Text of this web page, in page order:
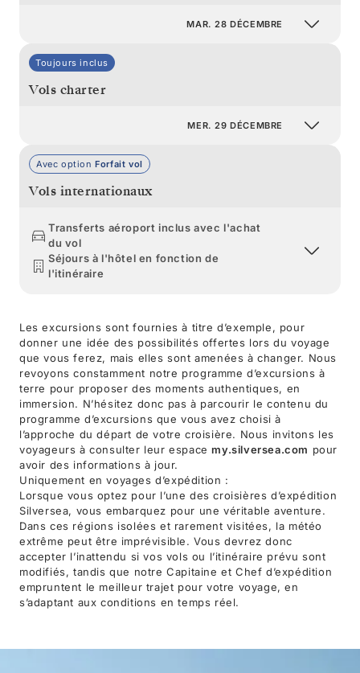
MAR. 28 DÉCEMBRE
Toujours inclus
Vols charter
MER. 29 DÉCEMBRE
Avec option Forfait vol
Vols internationaux
Transferts aéroport inclus avec l'achat
du vol
Séjours à l'hôtel en fonction de
l'itinéraire
Les excursions sont fournies à titre d’exemple, pour
donner une idée des possibilités offertes lors du voyage
que vous ferez, mais elles sont amenées à changer. Nous
revoyons constamment notre programme d’excursions à
terre pour proposer des moments authentiques, en
immersion. N’hésitez donc pas à parcourir le contenu du
programme d’excursions que vous avez choisi à
l’approche du départ de votre croisière. Nous invitons les
voyageurs à consulter leur espacemy.silversea.com pour
avoir des informations à jour.
Uniquement en voyages d’expédition :
Lorsque vous optez pour l’une des croisières d’expédition
Silversea, vous embarquez pour une véritable aventure.
Dans ces régions isolées et rarement visitées, la météo
extrême peut être imprévisible. Vous devrez donc
accepter l’inattendu si vos vols ou l’itinéraire prévu sont
modifiés, tandis que notre Capitaine et Chef d’expédition
empruntent le meilleur trajet pour votre voyage, en
s’adaptant aux conditions en temps réel.